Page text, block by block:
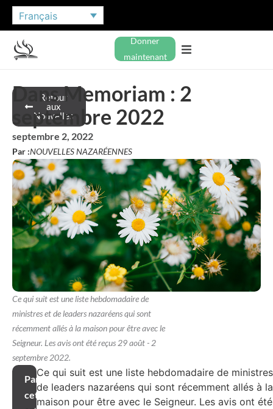
Français
Donner
maintenant
Retour
aux
Nouvelles
Dans Memoriam : 2
septembre 2022
septembre 2, 2022
Par :NOUVELLES NAZARÉENNES
Ce qui suit est une liste hebdomadaire de
ministres et de leaders nazaréens qui sont
récemment allés à la maison pour être avec le
Seigneur. Les avis ont été reçus 29 août - 2
septembre 2022.
Partager
cet
Ce qui suit est une liste hebdomadaire de
de leaders nazaréens qui sont récemment allés à la
maison pour être avec le Seigneur. Les avis ont été